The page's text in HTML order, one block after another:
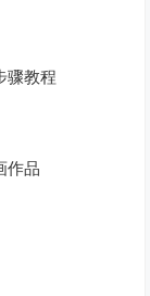
骤教程
作品